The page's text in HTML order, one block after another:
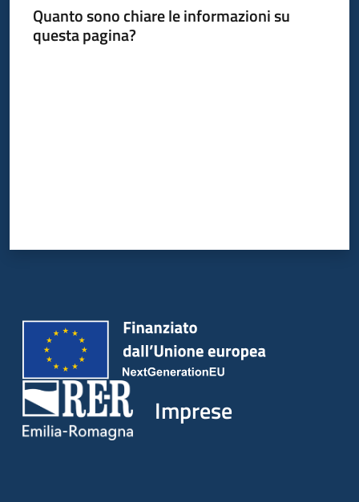
Quanto sono chiare le informazioni su
questa pagina?
Imprese